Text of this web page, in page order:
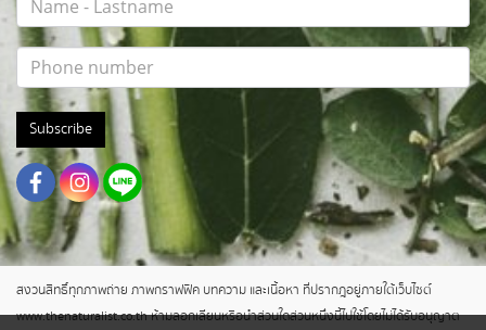
Subscribe
สงวนสิทธิ์ทุกภาพถ่าย ภาพกราฟฟิค บทความ และเนื้อหา ที่ปรากฎอยู่ภายใต้เว็บไซต์
www.thenaturalist.co.th ห้ามลอกเลียนหรือนำส่วนใดส่วนหนึ่งนี้ไปใช้โดยไม่ได้รับอนุญาต